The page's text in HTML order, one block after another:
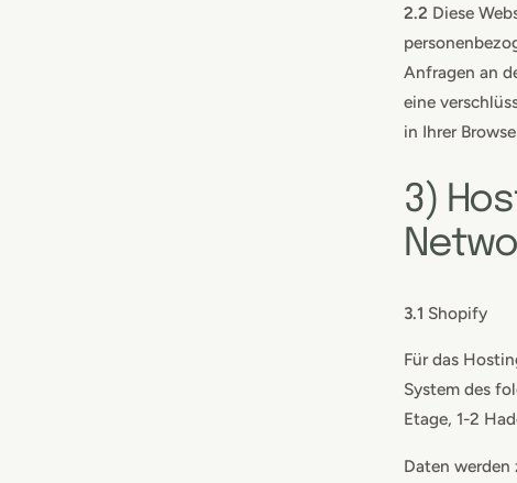
2.2 Diese
Anfragen an
eine
in Ihrer
3)
3.1 Shopify
Für das
System des
Etage, 1-2
Daten werden